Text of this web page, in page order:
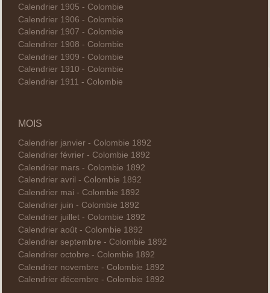
Calendrier 1905 - Colombie
Calendrier 1906 - Colombie
Calendrier 1907 - Colombie
Calendrier 1908 - Colombie
Calendrier 1909 - Colombie
Calendrier 1910 - Colombie
Calendrier 1911 - Colombie
MOIS
Calendrier janvier - Colombie 1892
Calendrier février - Colombie 1892
Calendrier mars - Colombie 1892
Calendrier avril - Colombie 1892
Calendrier mai - Colombie 1892
Calendrier juin - Colombie 1892
Calendrier juillet - Colombie 1892
Calendrier août - Colombie 1892
Calendrier septembre - Colombie 1892
Calendrier octobre - Colombie 1892
Calendrier novembre - Colombie 1892
Calendrier décembre - Colombie 1892